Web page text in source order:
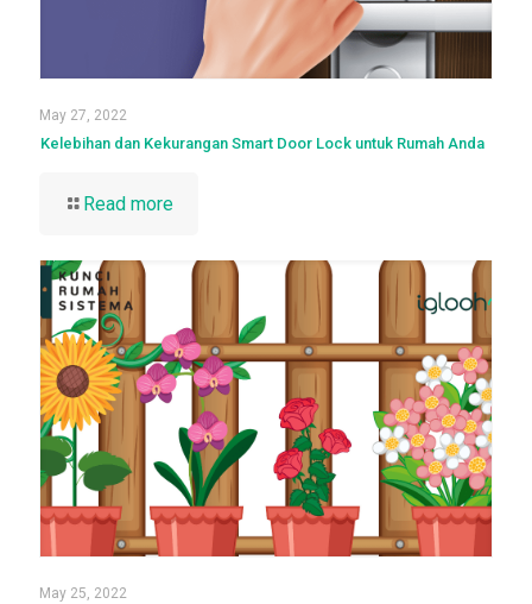
May 27, 2022
Kelebihan dan Kekurangan Smart Door Lock untuk Rumah Anda
Read more
May 25, 2022